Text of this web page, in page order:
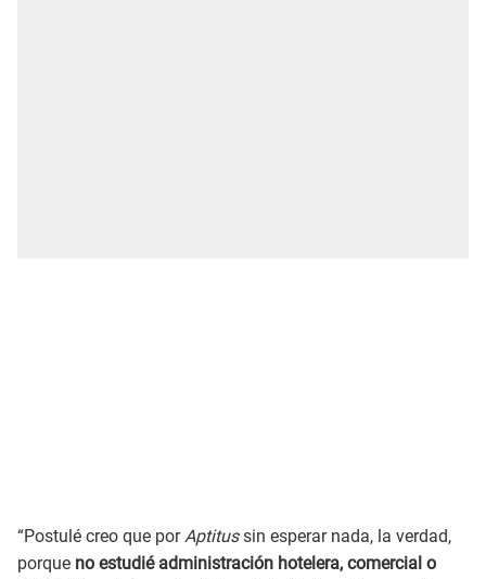
“Postulé creo que porAptitussin esperar nada, la verdad,
porque no estudié administración hotelera, comercial o